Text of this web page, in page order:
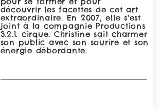
découvrir les facettes de cet art
extraordinaire. En 2007, elle s'est
joint à la compagnie Productions
3.2.1. cirque. Christine sait charmer
son public avec son sourire et son
énergie débordante.